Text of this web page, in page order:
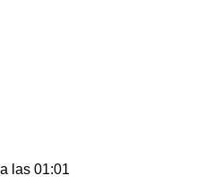
las 01:01